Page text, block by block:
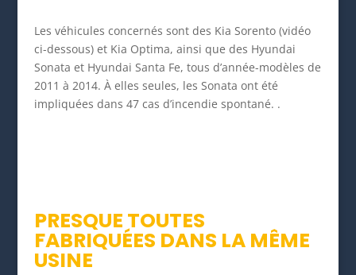
Les véhicules concernés sont des Kia Sorento (vidéo
ci-dessous) et Kia Optima, ainsi que des Hyundai
Sonata et Hyundai Santa Fe, tous d’année-modèles de
2011 à 2014. À elles seules, les Sonata ont été
impliquées dans 47 cas d’incendie spontané. .
PRESQUE TOUTES
FABRIQUÉES DANS LA MÊME
USINE